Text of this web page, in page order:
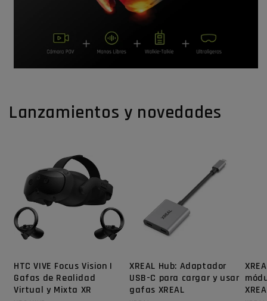
Lanzamientos y novedades
HTC VIVE Focus Vision |
Gafas de Realidad
Virtual y Mixta XR
XREAL Hub: Adaptador
USB-C para cargar y usar
gafas XREAL